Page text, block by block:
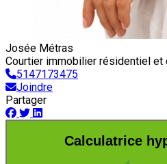
Josée Métras
Courtier immobilier résidentiel et
5147173475
Joindre
Partager
Calculatrice